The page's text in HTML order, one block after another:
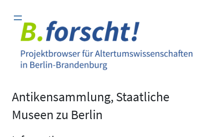
Inhalt
springen
Antikensammlung, Staatliche
Museen zu Berlin